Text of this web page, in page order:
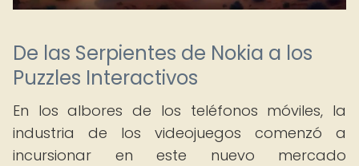
De las Serpientes de Nokia a los
Puzzles Interactivos
En los albores de los teléfonos móviles, la
industria de los videojuegos comenzó a
incursionar en este nuevo mercado